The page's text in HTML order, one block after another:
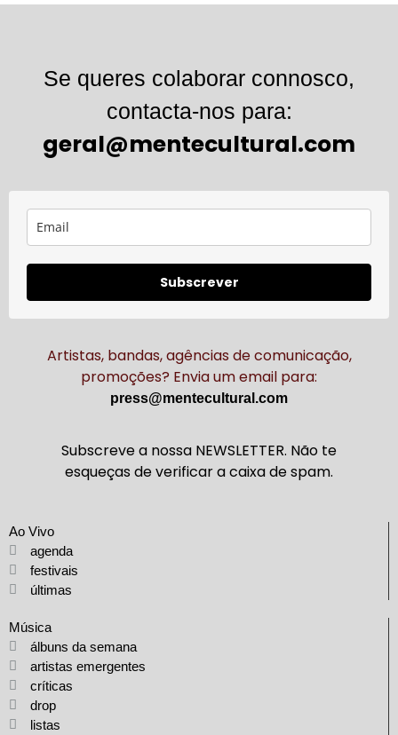
Se queres colaborar connosco,
contacta-nos para:
geral@mentecultural.com
Subscrever
Artistas, bandas, agências de comunicação,
promoções? Envia um email para:
press@mentecultural.com
Subscreve a nossa NEWSLETTER. Não te
esqueças de verificar a caixa de spam.
Ao Vivo
agenda
festivais
últimas
Música
álbuns da semana
artistas emergentes
críticas
drop
listas